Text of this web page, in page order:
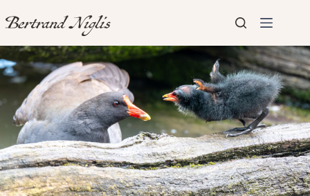
au
contenu
Aucun
résultat
Accueil
Présentation
Articles